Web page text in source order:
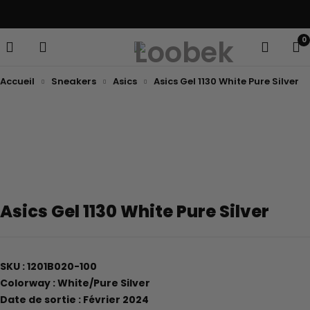
0
Accueil Sneakers Asics Asics Gel 1130 White Pure Silver
Asics Gel 1130 White Pure Silver
SKU : 1201B020-100
Colorway : White/Pure Silver
Date de sortie : Février 2024